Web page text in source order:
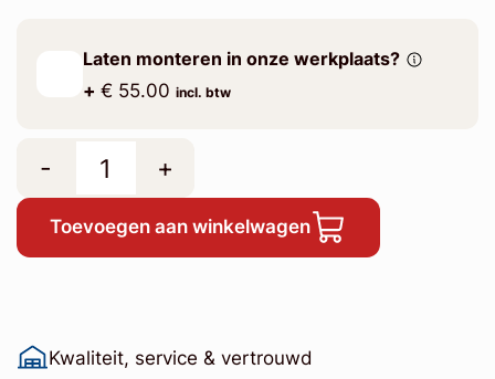
Laten monteren in onze werkplaats?
+ € 55.00 incl. btw
- +
Toevoegen aan winkelwagen
Kwaliteit, service & vertrouwd